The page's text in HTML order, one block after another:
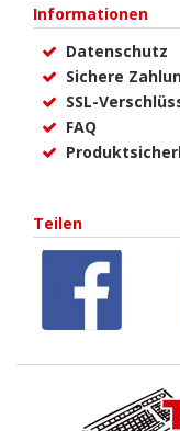
Informationen
Datenschutz
Sichere
SSL-
FAQ
Teilen